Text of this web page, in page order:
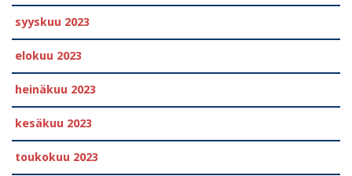
syyskuu 2023
elokuu 2023
heinäkuu 2023
kesäkuu 2023
toukokuu 2023